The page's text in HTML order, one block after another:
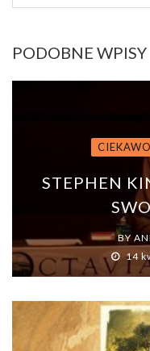
PODOBNE WPISY
STEPHEN
BY
14